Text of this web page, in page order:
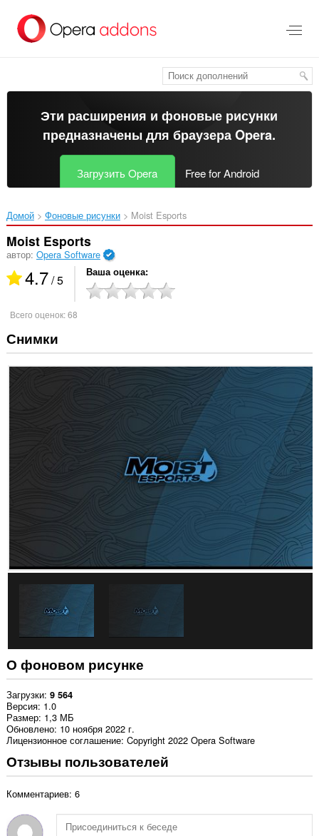
перейти
Эти расширения и фоновые рисунки
предназначены длябраузера Opera.
Загрузить Opera Free for Android
Домой Фоновые рисунки Moist Esports‎
Moist Esports
автор: Opera Software
4.7/ 5 Ваша оценка
Всего оценок:68
Снимки
О фоновом рисунке
Загрузки 9 564
Версия 1.0
Размер 1,3 МБ
Обновлено 10 ноября 2022 г.
Лицензионное соглашение Copyright 2022 Opera Software
Отзывы пользователей
Комментариев: 6